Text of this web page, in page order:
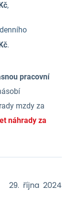
,
.
pracovní
mzdy za
náhrady za
29. října 2024